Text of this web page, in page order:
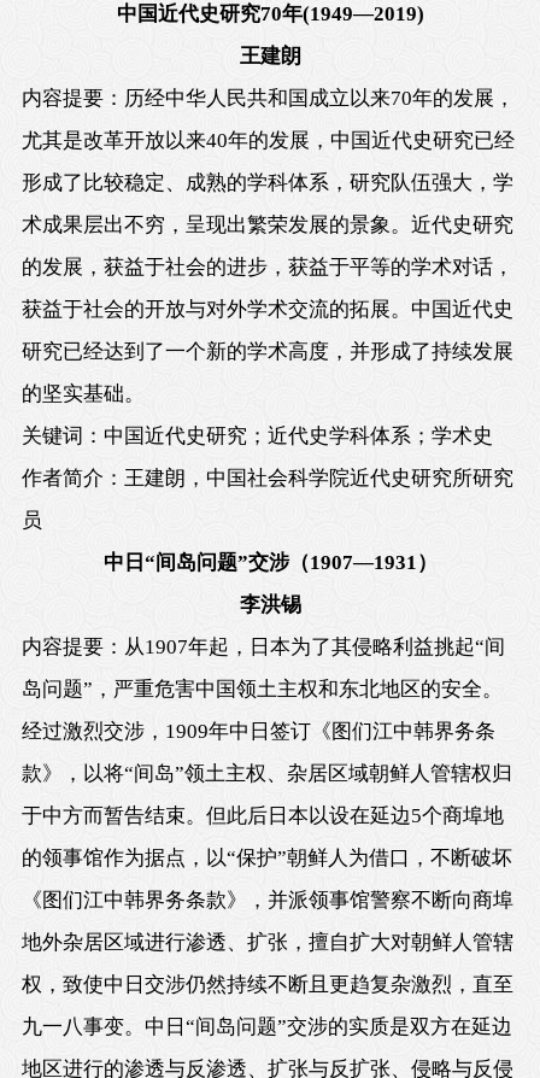
中国近代史研究70年(1949—2019)
王建朗
内容提要：历经中华人民共和国成立以来70年的发展，
尤其是改革开放以来40年的发展，中国近代史研究已经
形成了比较稳定、成熟的学科体系，研究队伍强大，学
术成果层出不穷，呈现出繁荣发展的景象。近代史研究
的发展，获益于社会的进步，获益于平等的学术对话，
获益于社会的开放与对外学术交流的拓展。中国近代史
研究已经达到了一个新的学术高度，并形成了持续发展
的坚实基础。
关键词：中国近代史研究；近代史学科体系；学术史
作者简介：王建朗，中国社会科学院近代史研究所研究
员
中日 “间岛问题”交涉（1907—1931 ）
李洪锡
内容提要：从1907年起，日本为了其侵略利益挑起“间
岛问题”，严重危害中国领土主权和东北地区的安全。
经过激烈交涉， 1909年中日签订《图们江中韩界务条
款》，以将“间岛”领土主权、杂居区域朝鲜人管辖权归
于中方而暂告结束。但此后日本以设在延边5个商埠地
的领事馆作为据点，以“保护”朝鲜人为借口，不断破坏
《图们江中韩界务条款》，并派领事馆警察不断向商埠
地外杂居区域进行渗透、扩张，擅自扩大对朝鲜人管辖
权，致使中日交涉仍然持续不断且更趋复杂激烈，直至
九一八事变。中日“间岛问题”交涉的实质是双方在延边
地区进行的渗透与反渗透、扩张与反扩张、侵略与反侵